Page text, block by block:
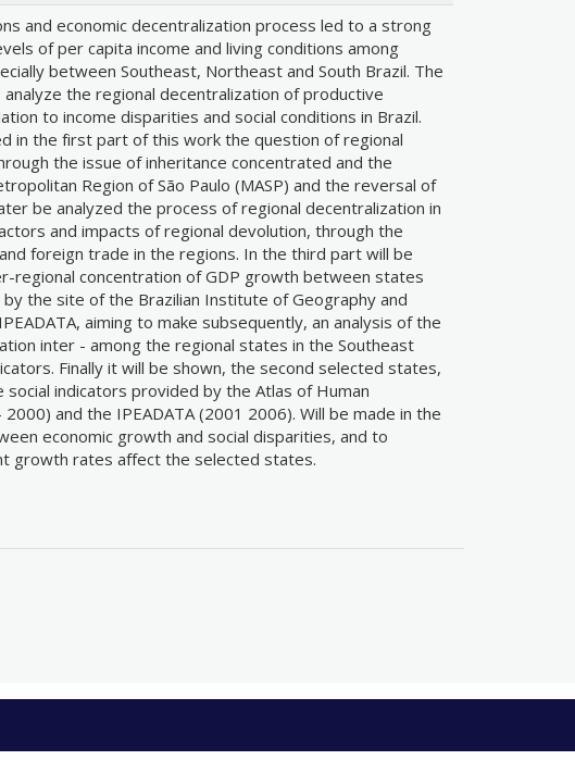
and economic decentralization process led to a strong
of per capita income and living conditions among
between Southeast, Northeast and South Brazil. The
the regional decentralization of productive
to income disparities and social conditions in Brazil.
in the first part of this work the question of regional
the issue of inheritance concentrated and the
Region of São Paulo (MASP) and the reversal of
be analyzed the process of regional decentralization in
and impacts of regional devolution, through the
foreign trade in the regions. In the third part will be
regional concentration of GDP growth between states
the site of the Brazilian Institute of Geography and
aiming to make subsequently, an analysis of the
inter - among the regional states in the Southeast
Finally it will be shown, the second selected states,
indicators provided by the Atlas of Human
and the IPEADATA (2001 2006). Will be made in the
economic growth and social disparities, and to
growth rates affect the selected states.